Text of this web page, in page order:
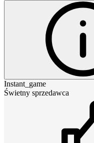
Instant_game
Świetny sprzedawca